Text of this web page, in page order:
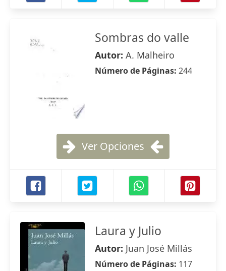
Sombras do valle
Autor: A. Malheiro
Número de Páginas: 244
Ver Opciones
Laura y Julio
Autor: Juan José Millás
Número de Páginas: 117